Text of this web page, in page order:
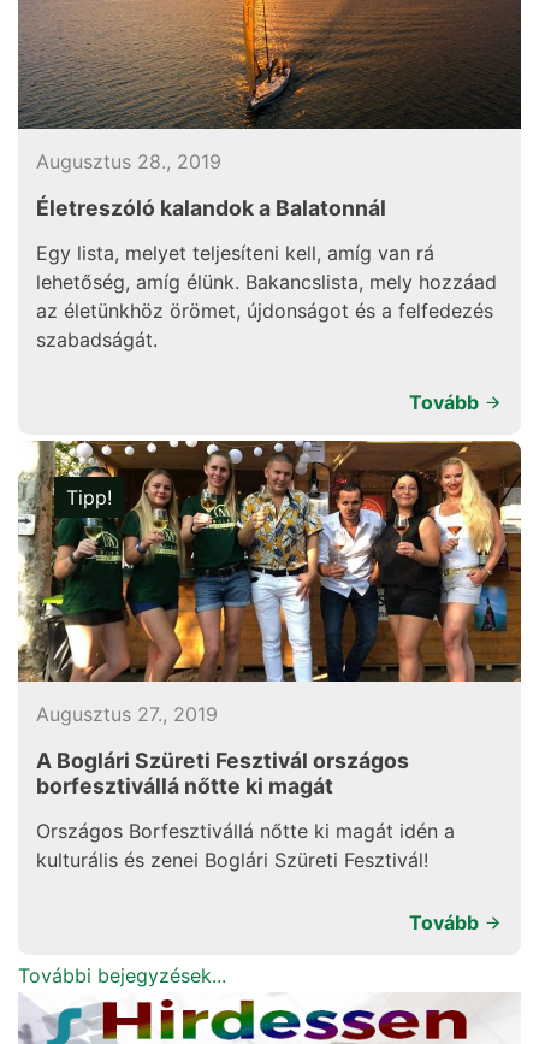
Augusztus 28., 2019
Életreszóló kalandok a Balatonnál
Egy lista, melyet teljesíteni kell, amíg van rá
lehetőség, amíg élünk. Bakancslista, mely hozzáad
az életünkhöz örömet, újdonságot és a felfedezés
szabadságát.
Tovább
Tipp!
Augusztus 27., 2019
A Boglári Szüreti Fesztivál országos
borfesztivállá nőtte ki magát
Országos Borfesztivállá nőtte ki magát idén a
kulturális és zenei Boglári Szüreti Fesztivál!
Tovább
További bejegyzések...